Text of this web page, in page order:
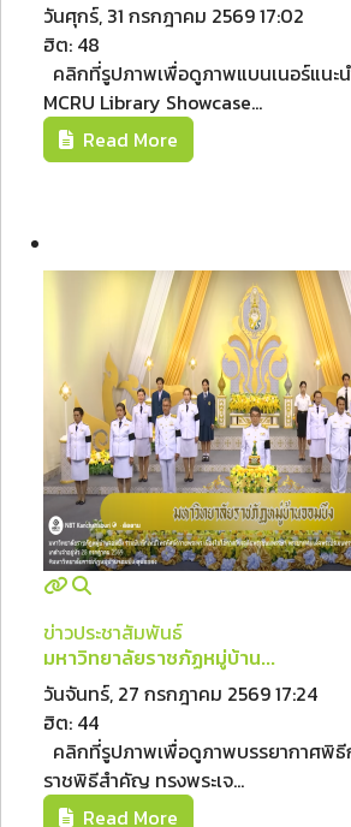
วันศุกร์, 31 กรกฎาคม 2569 17:02
ฮิต: 48
คลิกที่รูปภาพเพื่อดูภาพแบนเนอร์แนะ
MCRU Library Showcase...
Read More
ข่าวประชาสัมพันธ์
มหาวิทยาลัยราชภัฏหมู่บ้าน...
วันจันทร์, 27 กรกฎาคม 2569 17:24
ฮิต: 44
คลิกที่รูปภาพเพื่อดูภาพบรรยากาศพิธี
ราชพิธีสำคัญ ทรงพระเจ...
Read More